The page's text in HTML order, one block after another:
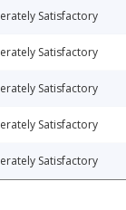
Satisfactory
Satisfactory
Satisfactory
Satisfactory
Satisfactory